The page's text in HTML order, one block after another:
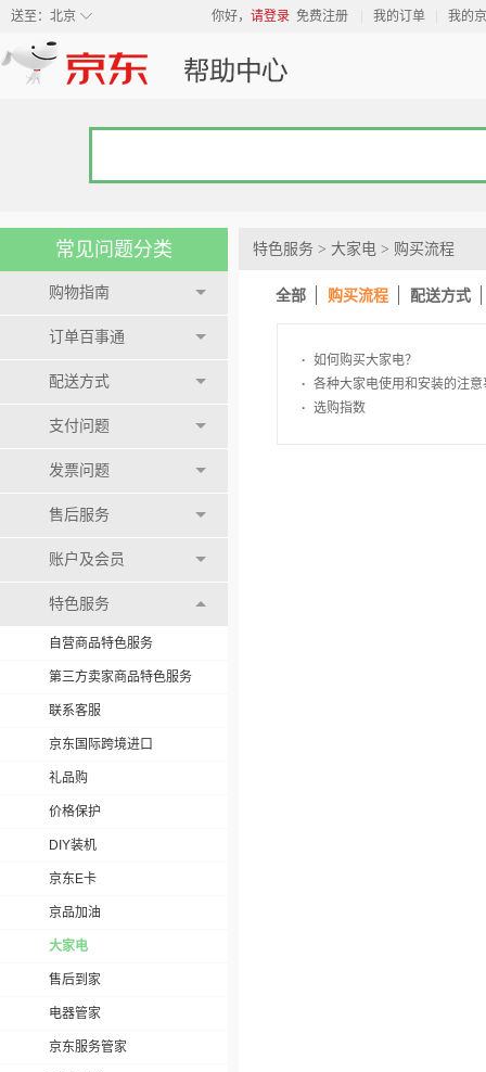
◇
送至： 北京 你好， 请登录 免费注册 我的订单 我的
常见问题分类
购物指南
订单百事通
配送方式
支付问题
发票问题
售后服务
账户及会员
特色服务
自营商品特色服务
第三方卖家商品特色服务
联系客服
京东国际跨境进口
礼品购
价格保护
DIY装机
京东E卡
京品加油
大家电
售后到家
电器管家
京东服务管家
特色服务 > 大家电 > 购买流程
全部 购买流程 配送方式
· 如何购买大家电？
· 各种大家电使用和安装的注
· 选购指数